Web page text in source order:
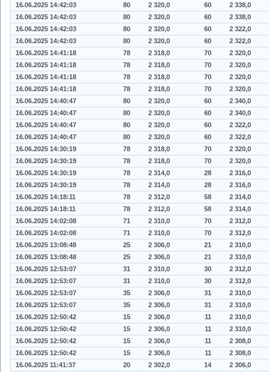
16.06.2025 14:42:03
80 2 320,0 60
2 338,0
16.06.2025 14:42:03
80 2 320,0 60
2 338,0
16.06.2025 14:42:03
80 2 320,0 60
2 322,0
16.06.2025 14:42:03
80 2 320,0 60
2 322,0
16.06.2025 14:41:18
78 2 318,0 70
2 320,0
16.06.2025 14:41:18
78 2 318,0 70
2 320,0
16.06.2025 14:41:18
78 2 318,0 70
2 320,0
16.06.2025 14:41:18
78 2 318,0 70
2 320,0
16.06.2025 14:40:47
80 2 320,0 60
2 340,0
16.06.2025 14:40:47
80 2 320,0 60
2 340,0
16.06.2025 14:40:47
80 2 320,0 60
2 322,0
16.06.2025 14:40:47
80 2 320,0 60
2 322,0
16.06.2025 14:30:19
78 2 318,0 70
2 320,0
16.06.2025 14:30:19
78 2 318,0 70
2 320,0
16.06.2025 14:30:19
78 2 314,0 28
2 316,0
16.06.2025 14:30:19
78 2 314,0 28
2 316,0
16.06.2025 14:18:11
78 2 312,0 58
2 314,0
16.06.2025 14:18:11
78 2 312,0 58
2 314,0
16.06.2025 14:02:08
71 2 310,0 70
2 312,0
16.06.2025 14:02:08
71 2 310,0 70
2 312,0
16.06.2025 13:08:48
25 2 306,0 21
2 310,0
16.06.2025 13:08:48
25 2 306,0 21
2 310,0
16.06.2025 12:53:07
31 2 310,0 30
2 312,0
16.06.2025 12:53:07
31 2 310,0 30
2 312,0
16.06.2025 12:53:07
35 2 306,0 31
2 310,0
16.06.2025 12:53:07
35 2 306,0 31
2 310,0
16.06.2025 12:50:42
15 2 306,0 11
2 310,0
16.06.2025 12:50:42
15 2 306,0 11
2 310,0
16.06.2025 12:50:42
15 2 306,0 11
2 308,0
16.06.2025 12:50:42
15 2 306,0 11
2 308,0
16.06.2025 11:41:37
20 2 302,0 14
2 306,0